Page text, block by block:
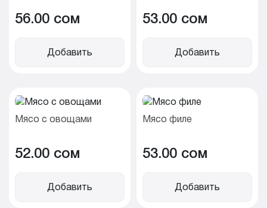
56.00 cом
Добавить
53.00 cом
Добавить
Мясо с овощами
52.00 cом
Добавить
Мясо филе
53.00 cом
Добавить